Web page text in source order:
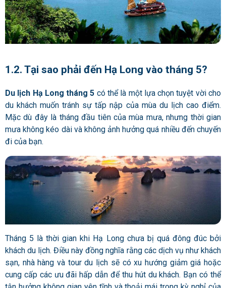
1.2. Tại sao phải đến Hạ Long vào tháng 5?
Du lịch Hạ Long tháng 5 có thể là một lựa chọn tuyệt vời cho
du khách muốn tránh sự tấp nập của mùa du lịch cao điểm.
Mặc dù đây là tháng đầu tiên của mùa mưa, nhưng thời gian
mưa không kéo dài và không ảnh hưởng quá nhiều đến chuyến
đi của bạn.
Tháng 5 là thời gian khi Hạ Long chưa bị quá đông đúc bởi
khách du lịch. Điều này đồng nghĩa rằng các dịch vụ như khách
sạn, nhà hàng và tour du lịch sẽ có xu hướng giảm giá hoặc
cung cấp các ưu đãi hấp dẫn để thu hút du khách. Bạn có thể